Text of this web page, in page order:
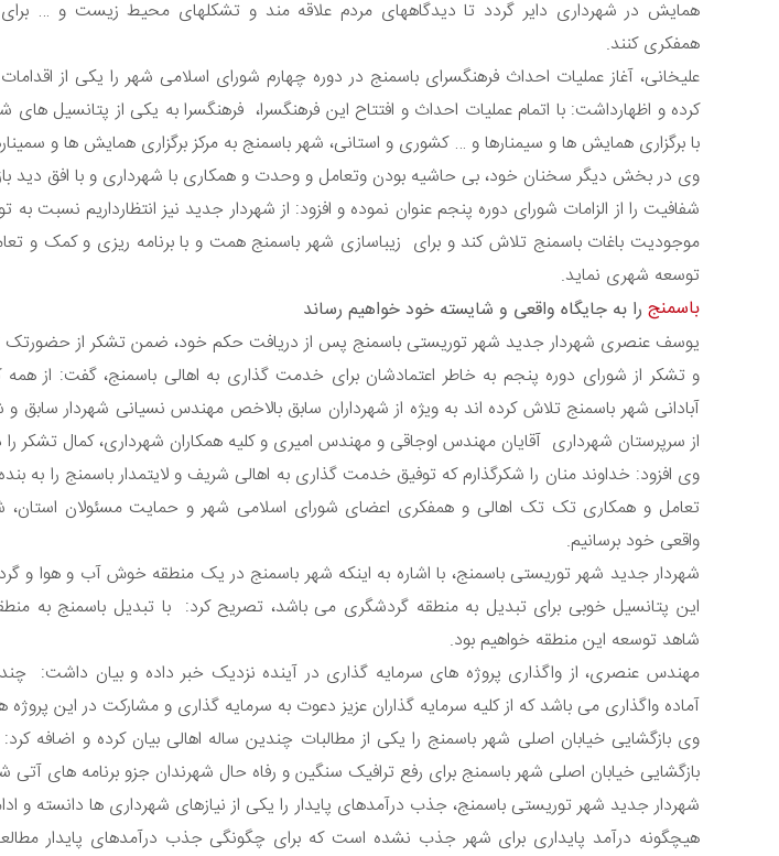
همایش در شهرداری دایر گردد تا دیدگاههای مردم علاقه مند و تشکلهای محیط زیست و …
همفکری کنند.
علیخانی، آغاز عملیات احداث فرهنگسرای باسمنج در دوره چهارم شورای اسلامی شهر را یکی از
کرده و اظهارداشت: با اتمام عملیات احداث و افتتاح این فرهنگسرا، فرهنگسرا به یکی از پتانسیل
با برگزاری همایش ها و سیمنارها و … کشوری و استانی، شهر باسمنج به مرکز برگزاری همایش ها و
وی در بخش دیگر سخنان خود، بی حاشیه بودن وتعامل و وحدت و همکاری با شهرداری و با افق دید
شفافیت را از الزامات شورای دوره پنجم عنوان نموده و افزود: از شهردار جدید نیز انتظارداریم نسبت
موجودیت باغات باسمنج تلاش کند و برای زیباسازی شهر باسمنج همت و با برنامه ریزی و کمک و
توسعه شهری نماید.
باسمنج را به جایگاه واقعی و شایسته خود خواهیم رساند
یوسف عنصری شهردار جدید شهر توریستی باسمنج پس از دریافت حکم خود، ضمن تشکر از حضورتک
و تشکر از شورای دوره پنجم به خاطر اعتمادشان برای خدمت گذاری به اهالی باسمنج، گفت: از
آبادانی شهر باسمنج تلاش کرده اند به ویژه از شهرداران سابق بالاخص مهندس نسیانی شهردار سابق
از سرپرستان شهرداری آقایان مهندس اوجاقی و مهندس امیری و کلیه همکاران شهرداری، کمال تشکر را
وی افزود: خداوند منان را شکرگذارم که توفیق خدمت گذاری به اهالی شریف و لایتمدار باسمنج را به بنده
تعامل و همکاری تک تک اهالی و همفکری اعضای شورای اسلامی شهر و حمایت مسئولان استان،
واقعی خود برسانیم.
شهردار جدید شهر توریستی باسمنج، با اشاره به اینکه شهر باسمنج در یک منطقه خوش آب و هوا و
این پتانسیل خوبی برای تبدیل به منطقه گردشگری می باشد، تصریح کرد: با تبدیل باسمنج به
شاهد توسعه این منطقه خواهیم بود.
مهندس عنصری، از واگذاری پروژه های سرمایه گذاری در آینده نزدیک خبر داده و بیان داشت:
آماده واگذاری می باشد که از کلیه سرمایه گذاران عزیز دعوت به سرمایه گذاری و مشارکت در این
وی بازگشایی خیابان اصلی شهر باسمنج را یکی از مطالبات چندین ساله اهالی بیان کرده و اضافه کرد:
بازگشایی خیابان اصلی شهر باسمنج برای رفع ترافیک سنگین و رفاه حال شهرندان جزو برنامه های
شهردار جدید شهر توریستی باسمنج، جذب درآمدهای پایدار را یکی از نیازهای شهرداری ها دانسته و
هیچگونه درآمد پایداری برای شهر جذب نشده است که برای چگونگی جذب درآمدهای پایدار